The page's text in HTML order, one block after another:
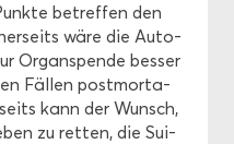
be­tref­fen den
wäre die Au­to­
Or­gan­spen­de bes­ser
Fäl­len post­mor­ta­
kann der Wunsch,
zu ret­ten, die Sui­